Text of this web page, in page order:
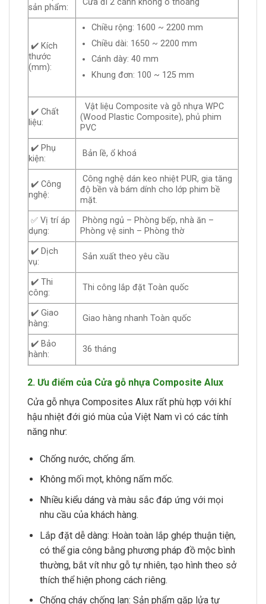
sản phẩm:
Cửa đi 2 cánh không ô thoáng
✔️ Kích
thước
(mm):
Chiều rộng: 1600 ~ 2200 mm
Chiều dài: 1650 ~ 2200 mm
Cánh dày: 40 mm
Khung đơn: 100 ~ 125 mm
✔️ Chất
liệu:
Vật liệu Composite và gỗ nhựa WPC
(Wood Plastic Composite), phủ phim
PVC
✔️ Phụ
kiện:
Bản lề, ổ khoá
✔️ Công
nghệ:
Công nghệ dán keo nhiệt PUR, gia tăng
độ bền và bám dính cho lớp phim bề
mặt.
✅ Vị trí áp
dụng:
Phòng ngủ – Phòng bếp, nhà ăn –
Phòng vệ sinh – Phòng thờ
✔️ Dịch
vụ:
Sản xuất theo yêu cầu
✔️ Thi
công:
Thi công lắp đặt Toàn quốc
✔️ Giao
hàng:
Giao hàng nhanh Toàn quốc
✔️ Bảo
hành:
36 tháng
2. Ưu điểm của Cửa gỗ nhựa Composite Alux
Cửa gỗ nhựa Composites Alux rất phù hợp với khí
hậu nhiệt đới gió mùa của Việt Nam vì có các tính
năng như:
Chống nước, chống ẩm.
Không mối mọt, không nấm mốc.
Nhiều kiểu dáng và màu sắc đáp ứng với mọi
nhu cầu của khách hàng.
Lắp đặt dễ dàng: Hoàn toàn lắp ghép thuận tiện,
có thể gia công bằng phương pháp đồ mộc bình
thường, bắt vít như gỗ tự nhiên, tạo hình theo sở
thích thể hiện phong cách riêng.
Chống cháy chống lan: Sản phẩm gặp lửa tự